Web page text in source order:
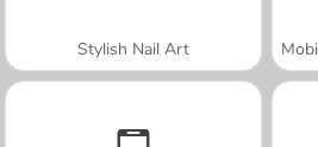
Stylish Nail Art